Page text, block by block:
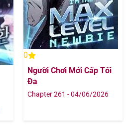
13/08/2025
13/08/2025
13/08/2025
0
Người Chơi Mới Cấp Tối
Đa
Chapter 261 - 04/06/2026